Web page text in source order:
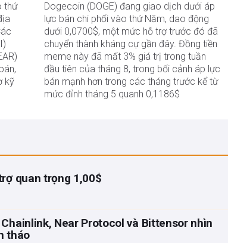
thứ
kỹ
Dogecoin (DOGE) đang giao dịch dưới áp
lực bán chi phối vào thứ Năm, dao động
dưới 0,0700$, một mức hỗ trợ trước đó đã
chuyển thành kháng cự gần đây. Đồng tiền
meme này đã mất 3% giá trị trong tuần
đầu tiên của tháng 8, trong bối cảnh áp lực
bán mạnh hơn trong các tháng trước kể từ
mức đỉnh tháng 5 quanh 0,1186$
quan trọng 1,00$
Near Protocol và Bittensor nhìn
tháo